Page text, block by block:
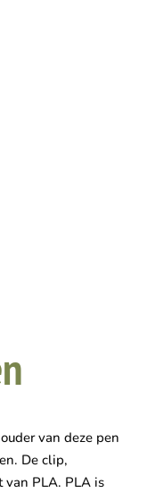
van deze pen
De clip,
van PLA. PLA is